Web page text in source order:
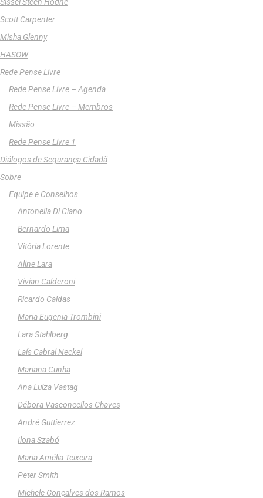
Scott Carpenter
Misha Glenny
HASOW
Rede Pense Livre
Rede Pense Livre – Agenda
Rede Pense Livre – Membros
Missão
Rede Pense Livre 1
Diálogos de Segurança Cidadã
Sobre
Equipe e Conselhos
Antonella Di Ciano
Bernardo Lima
Vitória Lorente
Aline Lara
Vivian Calderoni
Ricardo Caldas
Maria Eugenia Trombini
Lara Stahlberg
Laís Cabral Neckel
Mariana Cunha
Ana Luíza Vastag
Débora Vasconcellos Chaves
André Guttierrez
Ilona Szabó
Maria Amélia Teixeira
Peter Smith
Michele Gonçalves dos Ramos